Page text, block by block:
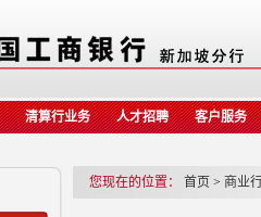
清算行业务 人才招聘 客户服务
您现在的位置： 首页 > 商业